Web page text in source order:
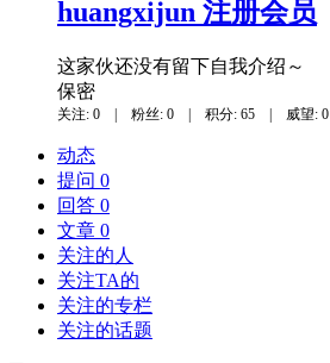
huangxijun 注册会员
这家伙还没有留下自我介绍～
保密
关注: 0 | 粉丝: 0 | 积分: 65 | 威望: 0
动态
提问 0
回答 0
文章 0
关注的人
关注TA的
关注的专栏
关注的话题